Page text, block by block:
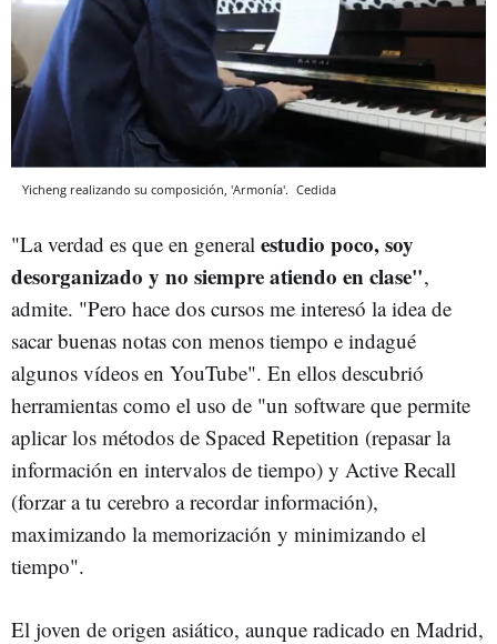
Yicheng realizando su composición, 'Armonía'. Cedida
"La verdad es que en general estudio poco, soy
desorganizado y no siempre atiendo en clase",
admite. "Pero hace dos cursos me interesó la idea de
sacar buenas notas con menos tiempo e indagué
algunos vídeos en YouTube". En ellos descubrió
herramientas como el uso de "un software que permite
aplicar los métodos de Spaced Repetition (repasar la
información en intervalos de tiempo) y Active Recall
(forzar a tu cerebro a recordar información),
maximizando la memorización y minimizando el
tiempo".
El joven de origen asiático, aunque radicado en Madrid,